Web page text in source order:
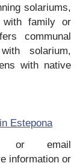
solariums,
with family or
communal
solarium,
with native
Estepona
email
information or